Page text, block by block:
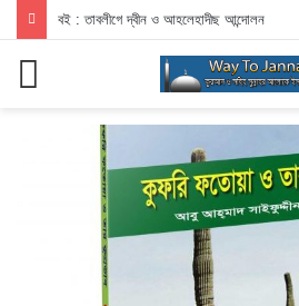
বই : তাবলীগে দ্বীন ও আহলেহাদীছ আন্দোলন